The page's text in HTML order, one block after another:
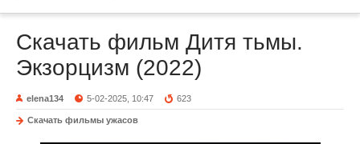
Скачать фильм Дитя тьмы.
Экзорцизм (2022)
elena134 5-02-2025, 10:47 623
Скачать фильмы ужасов